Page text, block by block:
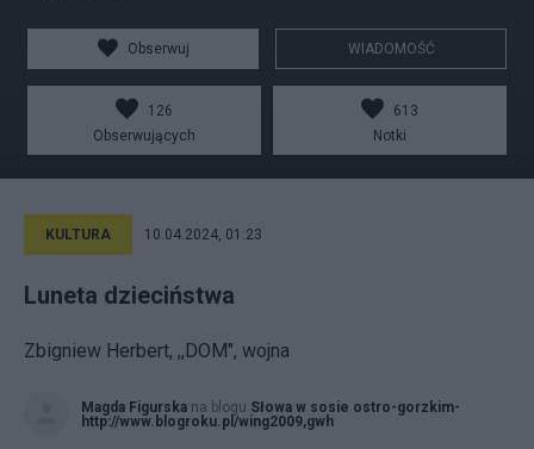
Obserwuj WIADOMOŚĆ
126
Obserwujących
613
Notki
KULTURA 10.04.2024, 01:23
Luneta dzieciństwa
Zbigniew Herbert, ,,DOM", wojna
Magda Figurska na blogu Słowa w sosie ostro-gorzkim-
http://www.blogroku.pl/wing2009,gwh